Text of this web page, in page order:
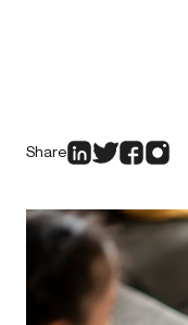
Share